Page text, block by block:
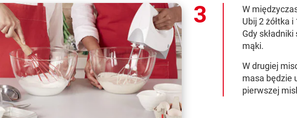
W
Ubij 2 żółtka
Gdy
mąki.
W drugiej
masa będzie
pierwszej